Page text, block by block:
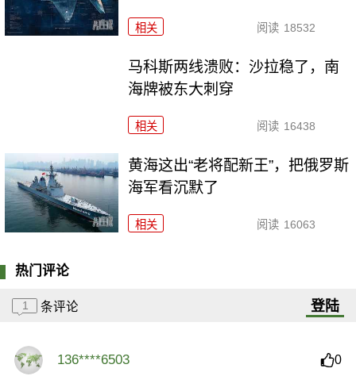
相关 阅读 18532
马科斯两线溃败：沙拉稳了，南
海牌被东大刺穿
相关 阅读 16438
黄海这出“老将配新王”，把俄罗斯
海军看沉默了
相关 阅读 16063
热门评论
1 条评论 登陆
136****6503 0